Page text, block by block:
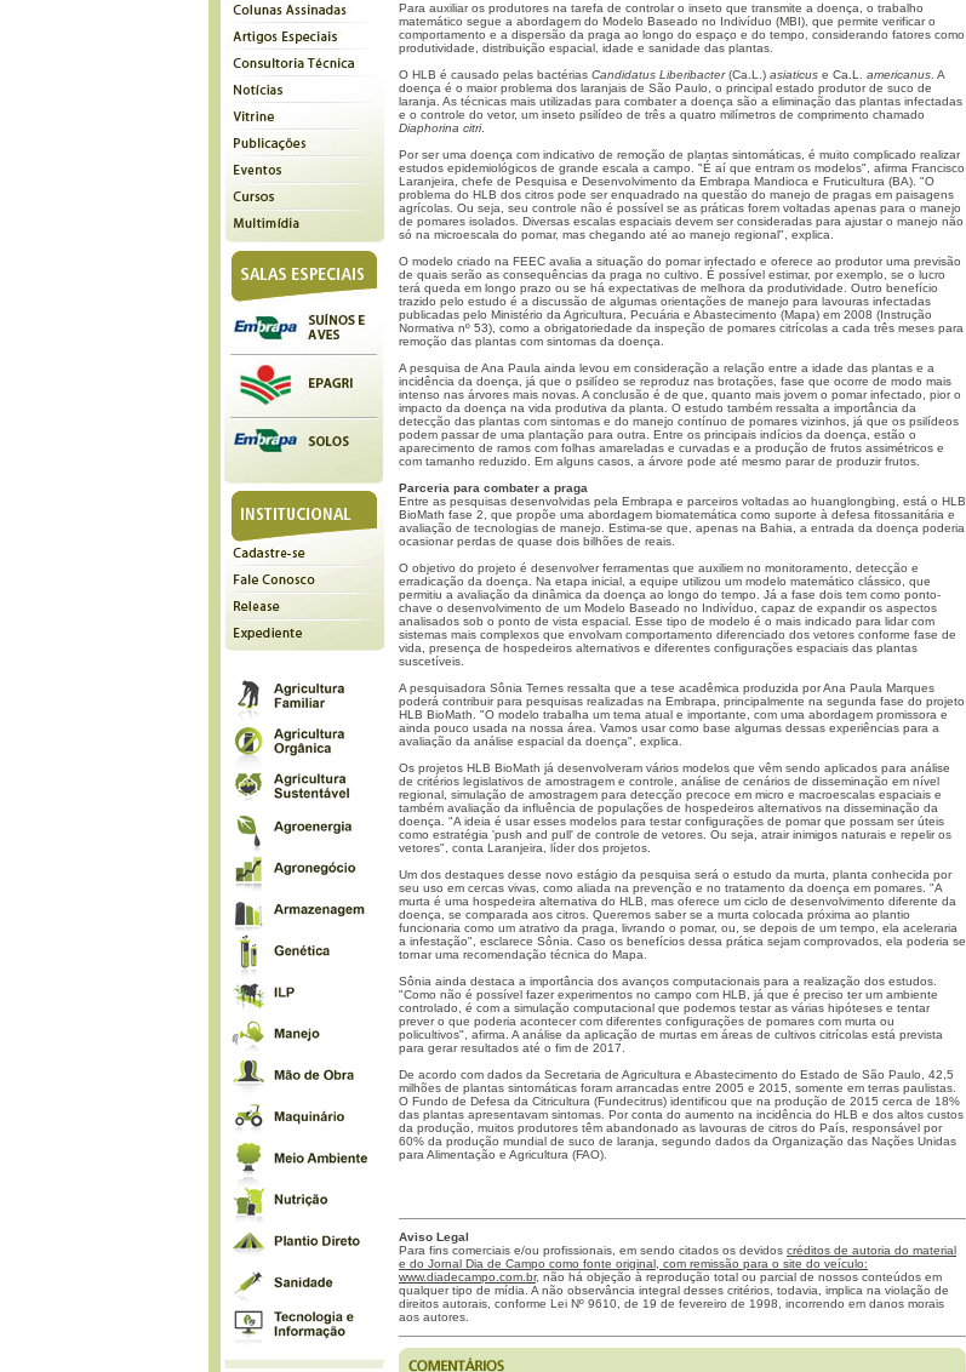
Para auxiliar os produtores na tarefa de controlar o inseto que transmite a doença, o trabalho
matemático segue a abordagem do Modelo Baseado no Indivíduo (MBI), que permite verificar o
comportamento e a dispersão da praga ao longo do espaço e do tempo, considerando fatores como
produtividade, distribuição espacial, idade e sanidade das plantas.
O HLB é causado pelas bactérias Candidatus Liberibacter(Ca.L.) asiaticus e Ca.L. americanus . A
doença é o maior problema dos laranjais de São Paulo, o principal estado produtor de suco de
laranja. As técnicas mais utilizadas para combater a doença são a eliminação das plantas infectadas
e o controle do vetor, um inseto psilídeo de três a quatro milímetros de comprimento chamado
Diaphorina citri.
Por ser uma doença com indicativo de remoção de plantas sintomáticas, é muito complicado realizar
estudos epidemiológicos de grande escala a campo. "É aí que entram os modelos", afirma Francisco
Laranjeira, chefe de Pesquisa e Desenvolvimento da Embrapa Mandioca e Fruticultura (BA). "O
problema do HLB dos citros pode ser enquadrado na questão do manejo de pragas em paisagens
agrícolas. Ou seja, seu controle não é possível se as práticas forem voltadas apenas para o manejo
de pomares isolados. Diversas escalas espaciais devem ser consideradas para ajustar o manejo não
só na microescala do pomar, mas chegando até ao manejo regional", explica.
O modelo criado na FEEC avalia a situação do pomar infectado e oferece ao produtor uma previsão
de quais serão as consequências da praga no cultivo. É possível estimar, por exemplo, se o lucro
terá queda em longo prazo ou se há expectativas de melhora da produtividade. Outro benefício
trazido pelo estudo é a discussão de algumas orientações de manejo para lavouras infectadas
publicadas pelo Ministério da Agricultura, Pecuária e Abastecimento (Mapa) em 2008 (Instrução
Normativa nº 53), como a obrigatoriedade da inspeção de pomares citrícolas a cada três meses para
remoção das plantas com sintomas da doença.
A pesquisa de Ana Paula ainda levou em consideração a relação entre a idade das plantas e a
incidência da doença, já que o psilídeo se reproduz nas brotações, fase que ocorre de modo mais
intenso nas árvores mais novas. A conclusão é de que, quanto mais jovem o pomar infectado, pior o
impacto da doença na vida produtiva da planta. O estudo também ressalta a importância da
detecção das plantas com sintomas e do manejo contínuo de pomares vizinhos, já que os psilídeos
podem passar de uma plantação para outra. Entre os principais indícios da doença, estão o
aparecimento de ramos com folhas amareladas e curvadas e a produção de frutos assimétricos e
com tamanho reduzido. Em alguns casos, a árvore pode até mesmo parar de produzir frutos.
Parceria para combater a praga
Entre as pesquisas desenvolvidas pela Embrapa e parceiros voltadas ao huanglongbing, está o HLB
BioMath fase 2, que propõe uma abordagem biomatemática como suporte à defesa fitossanitária e
avaliação de tecnologias de manejo. Estima-se que, apenas na Bahia, a entrada da doença poderia
ocasionar perdas de quase dois bilhões de reais.
O objetivo do projeto é desenvolver ferramentas que auxiliem no monitoramento, detecção e
erradicação da doença. Na etapa inicial, a equipe utilizou um modelo matemático clássico, que
permitiu a avaliação da dinâmica da doença ao longo do tempo. Já a fase dois tem como ponto-
chave o desenvolvimento de um Modelo Baseado no Indivíduo, capaz de expandir os aspectos
analisados sob o ponto de vista espacial. Esse tipo de modelo é o mais indicado para lidar com
sistemas mais complexos que envolvam comportamento diferenciado dos vetores conforme fase de
vida, presença de hospedeiros alternativos e diferentes configurações espaciais das plantas
suscetíveis.
A pesquisadora Sônia Ternes ressalta que a tese acadêmica produzida por Ana Paula Marques
poderá contribuir para pesquisas realizadas na Embrapa, principalmente na segunda fase do projeto
HLB BioMath. "O modelo trabalha um tema atual e importante, com uma abordagem promissora e
ainda pouco usada na nossa área. Vamos usar como base algumas dessas experiências para a
avaliação da análise espacial da doença", explica.
Os projetos HLB BioMath já desenvolveram vários modelos que vêm sendo aplicados para análise
de critérios legislativos de amostragem e controle, análise de cenários de disseminação em nível
regional, simulação de amostragem para detecção precoce em micro e macroescalas espaciais e
também avaliação da influência de populações de hospedeiros alternativos na disseminação da
doença. "A ideia é usar esses modelos para testar configurações de pomar que possam ser úteis
como estratégia 'push and pull' de controle de vetores. Ou seja, atrair inimigos naturais e repelir os
vetores", conta Laranjeira, líder dos projetos.
Um dos destaques desse novo estágio da pesquisa será o estudo da murta, planta conhecida por
seu uso em cercas vivas, como aliada na prevenção e no tratamento da doença em pomares. "A
murta é uma hospedeira alternativa do HLB, mas oferece um ciclo de desenvolvimento diferente da
doença, se comparada aos citros. Queremos saber se a murta colocada próxima ao plantio
funcionaria como um atrativo da praga, livrando o pomar, ou, se depois de um tempo, ela aceleraria
a infestação", esclarece Sônia. Caso os benefícios dessa prática sejam comprovados, ela poderia se
tornar uma recomendação técnica do Mapa.
Sônia ainda destaca a importância dos avanços computacionais para a realização dos estudos.
"Como não é possível fazer experimentos no campo com HLB, já que é preciso ter um ambiente
controlado, é com a simulação computacional que podemos testar as várias hipóteses e tentar
prever o que poderia acontecer com diferentes configurações de pomares com murta ou
policultivos", afirma. A análise da aplicação de murtas em áreas de cultivos citrícolas está prevista
para gerar resultados até o fim de 2017.
De acordo com dados da Secretaria de Agricultura e Abastecimento do Estado de São Paulo, 42,5
milhões de plantas sintomáticas foram arrancadas entre 2005 e 2015, somente em terras paulistas.
O Fundo de Defesa da Citricultura (Fundecitrus) identificou que na produção de 2015 cerca de 18%
das plantas apresentavam sintomas. Por conta do aumento na incidência do HLB e dos altos custos
da produção, muitos produtores têm abandonado as lavouras de citros do País, responsável por
60% da produção mundial de suco de laranja, segundo dados da Organização das Nações Unidas
para Alimentação e Agricultura (FAO).
Aviso Legal
Para fins comerciais e/ou profissionais, em sendo citados os devidos créditos de autoria do material
e do Jornal Dia de Campo como fonte original, com remissão para o site do veículo:
www.diadecampo.com.br, não há objeção à reprodução total ou parcial de nossos conteúdos em
qualquer tipo de mídia. A não observância integral desses critérios, todavia, implica na violação de
direitos autorais, conforme Lei Nº 9610, de 19 de fevereiro de 1998, incorrendo em danos morais
aos autores.